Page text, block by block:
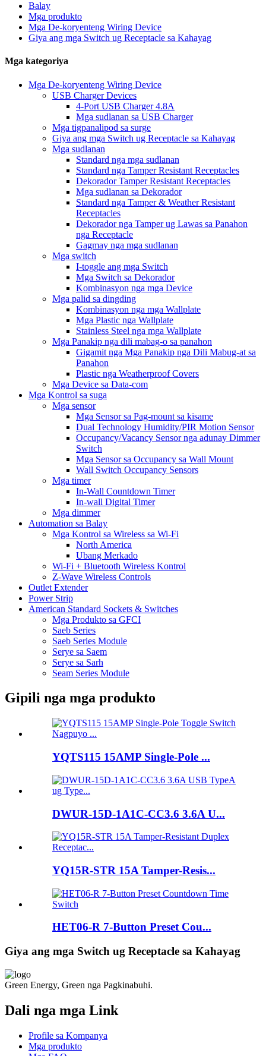
Balay
Mga produkto
Mga De-koryenteng Wiring Device
Giya ang mga Switch ug Receptacle sa Kahayag
Mga kategoriya
Mga De-koryenteng Wiring Device
USB Charger Devices
4-Port USB Charger 4.8A
Mga sudlanan sa USB Charger
Mga tigpanalipod sa surge
Giya ang mga Switch ug Receptacle sa Kahayag
Mga sudlanan
Standard nga mga sudlanan
Standard nga Tamper Resistant Receptacles
Dekorador Tamper Resistant Receptacles
Mga sudlanan sa Dekorador
Standard nga Tamper & Weather Resistant
Receptacles
Dekorador nga Tamper ug Lawas sa Panahon
nga Receptacle
Gagmay nga mga sudlanan
Mga switch
I-toggle ang mga Switch
Mga Switch sa Dekorador
Kombinasyon nga mga Device
Mga palid sa dingding
Kombinasyon nga mga Wallplate
Mga Plastic nga Wallplate
Stainless Steel nga mga Wallplate
Mga Panakip nga dili mabag-o sa panahon
Gigamit nga Mga Panakip nga Dili Mabug-at sa
Panahon
Plastic nga Weatherproof Covers
Mga Device sa Data-com
Mga Kontrol sa suga
Mga sensor
Mga Sensor sa Pag-mount sa kisame
Dual Technology Humidity/PIR Motion Sensor
Occupancy/Vacancy Sensor nga adunay Dimmer
Switch
Mga Sensor sa Occupancy sa Wall Mount
Wall Switch Occupancy Sensors
Mga timer
In-Wall Countdown Timer
In-wall Digital Timer
Mga dimmer
Automation sa Balay
Mga Kontrol sa Wireless sa Wi-Fi
North America
Ubang Merkado
Wi-Fi + Bluetooth Wireless Kontrol
Z-Wave Wireless Controls
Outlet Extender
Power Strip
American Standard Sockets & Switches
Mga Produkto sa GFCI
Saeb Series
Saeb Series Module
Serye sa Saem
Serye sa Sarh
Seam Series Module
Gipili nga mga produkto
YQTS115 15AMP Single-Pole ...
DWUR-15D-1A1C-CC3.6 3.6A U...
YQ15R-STR 15A Tamper-Resis...
HET06-R 7-Button Preset Cou...
Giya ang mga Switch ug Receptacle sa Kahayag
Green Energy, Green nga Pagkinabuhi.
Dali nga mga Link
Profile sa Kompanya
Mga produkto